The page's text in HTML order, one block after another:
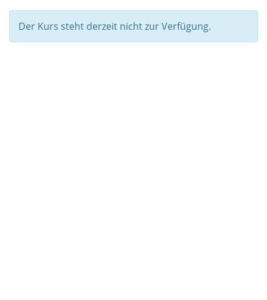
Der Kurs steht derzeit nicht zur Verfügung.